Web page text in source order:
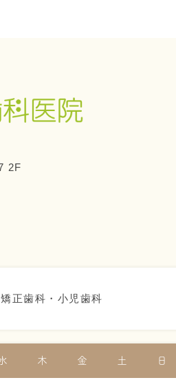
2F
正歯科・小児歯科
木 金 土 日